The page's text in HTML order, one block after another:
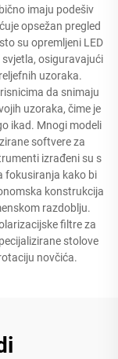
imaju podešiv
opsežan pregled
su opremljeni LED
osiguravajući
uzoraka.
da snimaju
uzoraka, čime je
ikad. Mnogi modeli
softvere za
izrađeni su s
fokusiranja kako bi
konstrukcija
razdoblju.
filtre za
stolove
novčića.